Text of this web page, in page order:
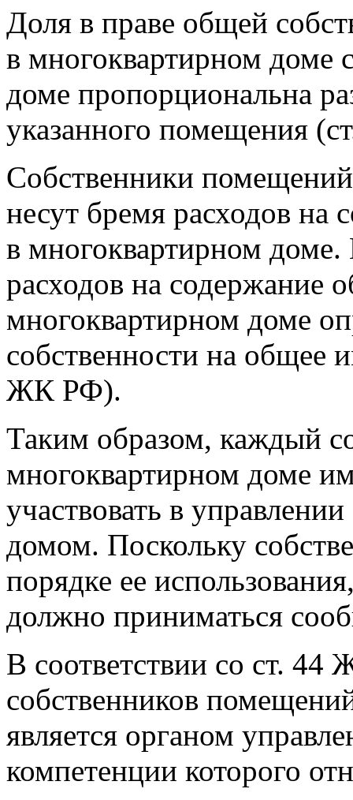
Доля в праве общей
в многоквартирном доме
доме пропорциональна
указанного помещения
Собственники
несут бремя расходов на
в многоквартирном
расходов на содержание
многоквартирном доме
собственности на общее
ЖК РФ).
Таким образом, каждый
многоквартирном доме
участвовать в
домом. Поскольку
порядке ее
должно приниматься
В соответствии со ст.
собственников
является органом
компетенции которого